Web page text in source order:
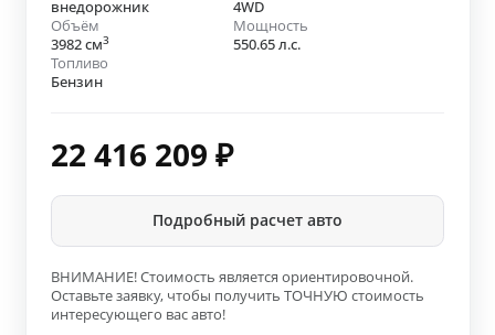
внедорожник
4WD
Объём
3982 см3
Мощность
550.65 л.с.
Топливо
Бензин
22 416 209 ₽
Подробный расчет авто
ВНИМАНИЕ! Стоимость является ориентировочной.
Оставьте заявку, чтобы получить ТОЧНУЮ стоимость
интересующего вас авто!